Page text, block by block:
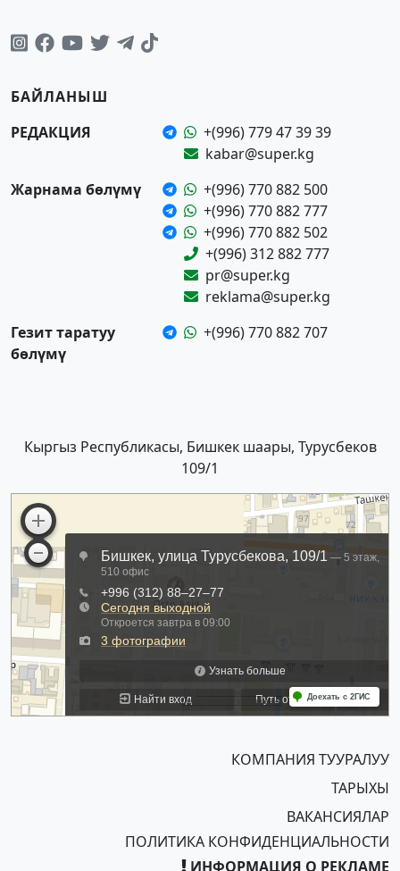
БАЙЛАНЫШ
РЕДАКЦИЯ
+(996) 779 47 39 39
kabar@super.kg
Жарнама бөлүмү
+(996) 770 882 500
+(996) 770 882 777
+(996) 770 882 502
+(996) 312 882 777
pr@super.kg
reklama@super.kg
Гезит таратуу
бөлүмү
+(996) 770 882 707
Кыргыз Республикасы, Бишкек шаары, Турусбеков
109/1
КОМПАНИЯ ТУУРАЛУУ
ТАРЫХЫ
ВАКАНСИЯЛАР
ПОЛИТИКА КОНФИДЕНЦИАЛЬНОСТИ
ИНФОРМАЦИЯ О РЕКЛАМЕ